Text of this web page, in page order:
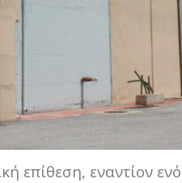
επίθεση, εναντίον